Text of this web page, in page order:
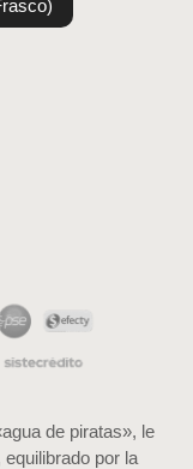
de piratas», le
por la